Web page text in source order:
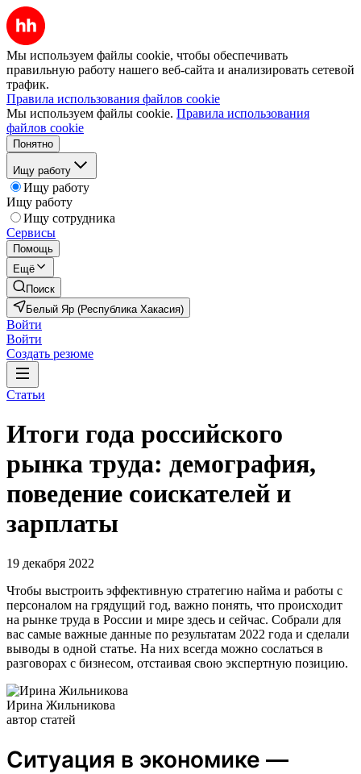
Мы используем файлы cookie, чтобы обеспечивать
правильную работу нашего веб-сайта и анализировать сетевой
трафик.
Правила использования файлов cookie
Мы используем файлы cookie. Правила использования
файлов cookie
Понятно
Ищу работу
Ищу работу
Ищу работу
Ищу сотрудника
Сервисы
Помощь
Ещё
Поиск
Белый Яр (Республика Хакасия)
Войти
Войти
Создать резюме
Статьи
Итоги года российского
рынка труда: демография,
поведение соискателей и
зарплаты
19 декабря 2022
Чтобы выстроить эффективную стратегию найма и работы с
персоналом на грядущий год, важно понять, что происходит
на рынке труда в России и мире здесь и сейчас. Собрали для
вас самые важные данные по результатам 2022 года и сделали
выводы в одной статье. На них всегда можно сослаться в
разговорах с бизнесом, отстаивая свою экспертную позицию.
Ирина Жильникова
автор статей
Ситуация в экономике —